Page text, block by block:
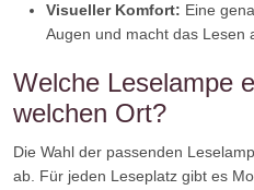
Visueller Komfort: Eine
Augen und macht das Lesen
Welche Leselampe
welchen Ort?
Die Wahl der passenden
ab. Für jeden Leseplatz gibt es